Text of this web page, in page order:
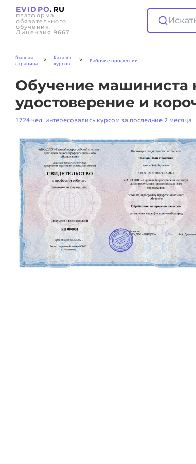
EVIDPO.RU
платформа
обязательного
обучения.
Лицензия 9667
Главная
страница
>
Каталог
курсов
> Рабочие профессии
Обучение машиниста
удостоверение и
1724 чел. интересовались курсом за последние 2 месяца